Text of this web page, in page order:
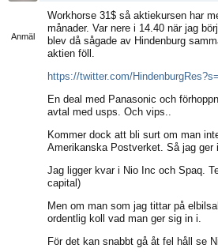
Anmäl
Workhorse 31$ så aktiekursen har
månader. Var nere i 14.40 när jag
blev då sågade av Hindenburg
aktien föll.
https://twitter.com/
En deal med Panasonic och
avtal med usps. Och vips..
Kommer dock att bli surt om man
Amerikanska Postverket. Så jag ger
Jag ligger kvar i Nio Inc och Spaq.
capital)
Men om man som jag tittar på
ordentlig koll vad man ger sig in i.
För det kan snabbt gå åt fel håll se